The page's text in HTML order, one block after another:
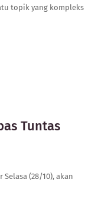
topik yang kompleks
Tuntas
(28/10), akan